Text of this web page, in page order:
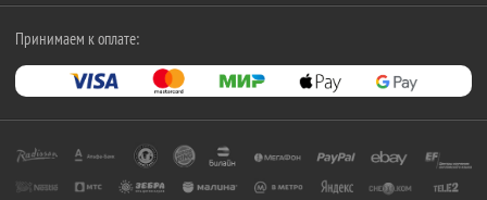
Принимаем к оплате: